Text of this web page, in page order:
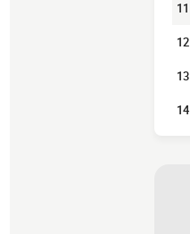
11
12
13
14